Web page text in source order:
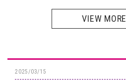
VIEW MORE
2025/03/15